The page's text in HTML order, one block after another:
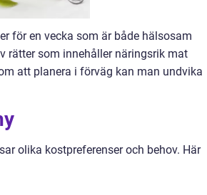
för en vecka som är både hälsosam
rätter som innehåller näringsrik mat
att planera i förväg kan man undvika
olika kostpreferenser och behov. Här